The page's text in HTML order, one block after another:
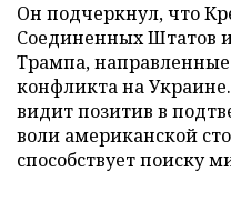
Он подчеркнул, что
Соединенных Штатов
Трампа,
конфликта на
видит позитив в
воли американской
способствует поиску